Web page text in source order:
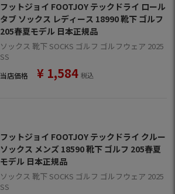
フットジョイ FOOTJOY テックドライ ロール
タブ ソックス レディース 18990 靴下 ゴルフ
205春夏モデル 日本正規品
ソックス 靴下 SOCKS ゴルフ ゴルフウェア 2025
SS
当店価格 ¥ 1,584 税込
フットジョイ FOOTJOY テックドライ クルー
ソックス メンズ 18590 靴下 ゴルフ 205春夏
モデル 日本正規品
ソックス 靴下 SOCKS ゴルフ ゴルフウェア 2025
SS